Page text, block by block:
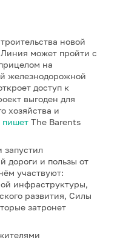
новой
может пройти с
на
железнодорожной
доступ к
выгоден для
хозяйства и
пишет The Barents
запустил
дороги и пользы от
участвуют:
инфраструктуры,
развития, Силы
затронет